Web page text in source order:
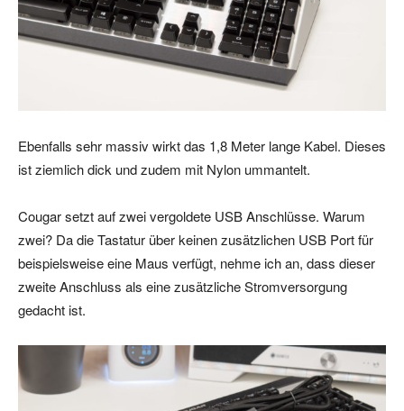
Ebenfalls sehr massiv wirkt das 1,8 Meter lange Kabel. Dieses
ist ziemlich dick und zudem mit Nylon ummantelt.
Cougar setzt auf zwei vergoldete USB Anschlüsse. Warum
zwei? Da die Tastatur über keinen zusätzlichen USB Port für
beispielsweise eine Maus verfügt, nehme ich an, dass dieser
zweite Anschluss als eine zusätzliche Stromversorgung
gedacht ist.